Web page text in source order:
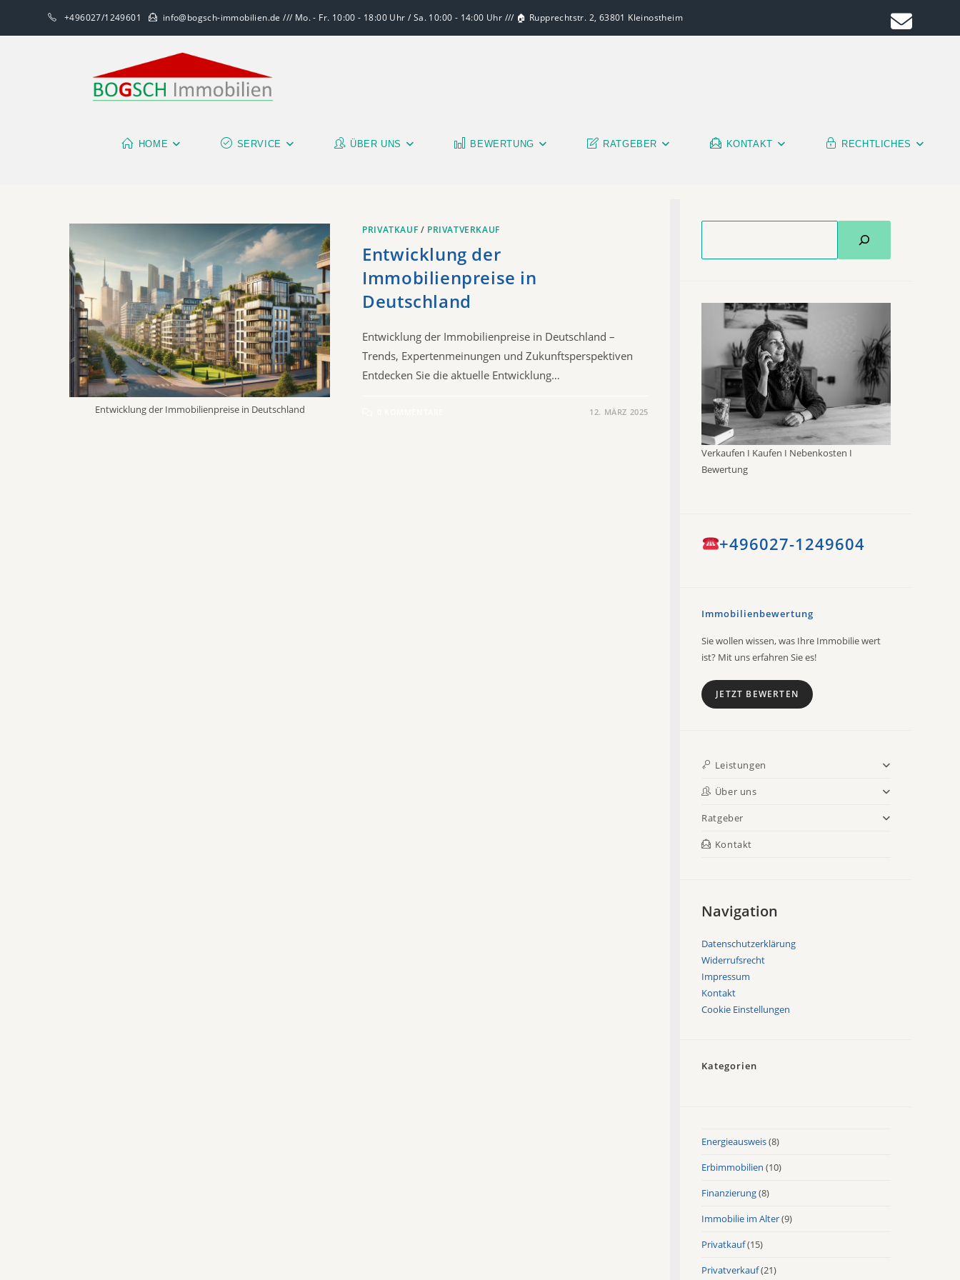
+496027/1249601 info@bogsch-immobilien.de /// Mo. - Fr. 10:00 - 18:00 Uhr / Sa. 10:00 - 14:00 Uhr /// 🏠 Rupprechtstr. 2, 63801 Kleinostheim
HOME SERVICE ÜBER UNS BEWERTUNG RATGEBER KONTAKT RECHTLICHES
Entwicklung der Immobilienpreise in Deutschland
PRIVATKAUF / PRIVATVERKAUF
Entwicklung der
Immobilienpreise in
Deutschland
Entwicklung der Immobilienpreise in Deutschland –
Trends, Expertenmeinungen und Zukunftsperspektiven
Entdecken Sie die aktuelle Entwicklung…
12. MÄRZ 2025
Verkaufen I Kaufen I Nebenkosten I
Bewertung
+496027-1249604
Immobilienbewertung
Sie wollen wissen, was Ihre Immobilie wert
ist? Mit uns erfahren Sie es!
JETZT BEWERTEN
Leistungen
Über uns
Ratgeber
Kontakt
Navigation
Datenschutzerklärung
Widerrufsrecht
Impressum
Kontakt
Cookie Einstellungen
Kategorien
Energieausweis(8)
Erbimmobilien (10)
Finanzierung(8)
Immobilie im Alter(9)
Privatkauf(15)
Privatverkauf(21)